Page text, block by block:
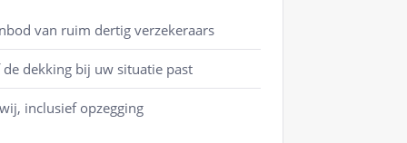
van ruim dertig verzekeraars
dekking bij uw situatie past
inclusief opzegging